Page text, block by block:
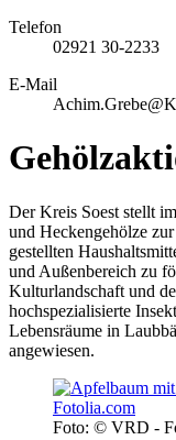
Telefon
02921 30-2233
E-Mail
Der Kreis Soest stellt
und Heckengehölze
gestellten
und Außenbereich zu
Kulturlandschaft und
hochspezialisierte
Lebensräume in
angewiesen.
Foto: © VRD -